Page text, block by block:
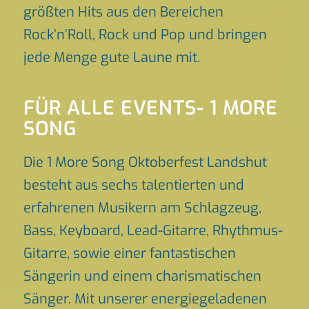
größten Hits aus den Bereichen
Rock’n’Roll, Rock und Pop und bringen
jede Menge gute Laune mit.
FÜR ALLE EVENTS- 1 MORE
SONG
Die 1 More Song Oktoberfest Landshut
besteht aus sechs talentierten und
erfahrenen Musikern am Schlagzeug,
Bass, Keyboard, Lead-Gitarre, Rhythmus-
Gitarre, sowie einer fantastischen
Sängerin und einem charismatischen
Sänger. Mit unserer energiegeladenen